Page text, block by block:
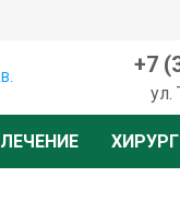
+7
ул.
ЛЕЧЕНИЕ